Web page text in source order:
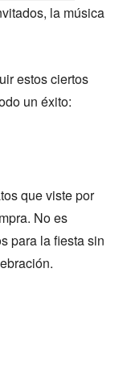
la música
estos ciertos
un éxito:
que viste por
No es
para la fiesta sin